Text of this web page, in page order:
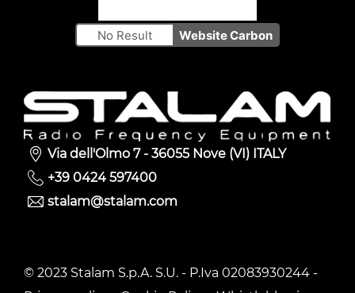
No Result Website Carbon
Via dell'Olmo 7 - 36055 Nove (VI) ITALY
+39 0424 597400
stalam@stalam.com
© 2023 Stalam S.p.A. S.U. - P.Iva 02083930244 -